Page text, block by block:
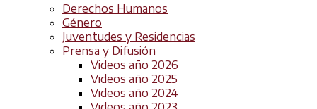
Derechos Humanos
Género
Juventudes y Residencias
Prensa y Difusión
Videos año 2026
Videos año 2025
Videos año 2024